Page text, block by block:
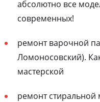
абсолютно все
современных!
ремонт варочной
Ломоносовский).
мастерской
ремонт